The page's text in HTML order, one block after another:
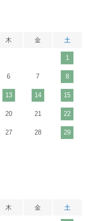
木 金 土
1
6 7 8
13 14 15
20 21 22
27 28 29
木 金 土